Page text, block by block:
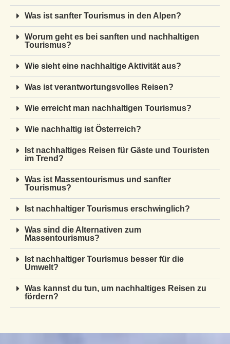
Was ist sanfter Tourismus in den Alpen?
Worum geht es bei sanften und nachhaltigen
Tourismus?
Wie sieht eine nachhaltige Aktivität aus?
Was ist verantwortungsvolles Reisen?
Wie erreicht man nachhaltigen Tourismus?
Wie nachhaltig ist Österreich?
Ist nachhaltiges Reisen für Gäste und Touristen
im Trend?
Was ist Massentourismus und sanfter
Tourismus?
Ist nachhaltiger Tourismus erschwinglich?
Was sind die Alternativen zum
Massentourismus?
Ist nachhaltiger Tourismus besser für die
Umwelt?
Was kannst du tun, um nachhaltiges Reisen zu
fördern?